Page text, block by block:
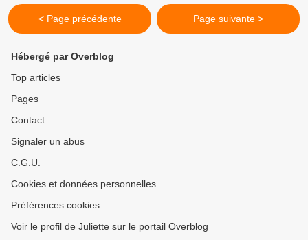
< Page précédente Page suivante >
Hébergé par Overblog
Top articles
Pages
Contact
Signaler un abus
C.G.U.
Cookies et données personnelles
Préférences cookies
Voir le profil de Juliette sur le portail Overblog